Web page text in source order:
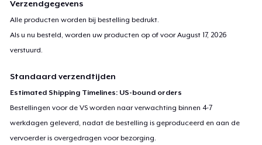
Verzendgegevens
Alle producten worden bij bestelling bedrukt.
Als u nu besteld, worden uw producten op of voorAugust 17, 2026
verstuurd.
Standaard verzendtijden
Estimated Shipping Timelines: US-bound orders
Bestellingen voor de VS worden naar verwachting binnen 4-7
werkdagen geleverd, nadat de bestelling is geproduceerd en aan de
vervoerder is overgedragen voor bezorging.